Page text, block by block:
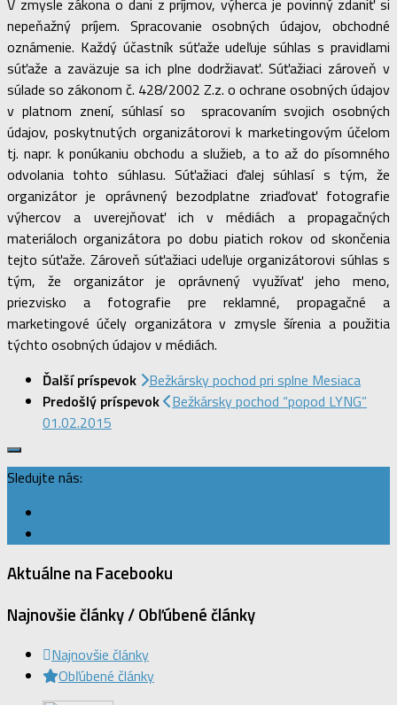
nepeňažný príjem. Spracovanie osobných údajov, obchodné
oznámenie. Každý účastník súťaže udeľuje súhlas s pravidlami
súťaže a zaväzuje sa ich plne dodržiavať. Súťažiaci zároveň v
súlade so zákonom č. 428/2002 Z.z. o ochrane osobných údajov
v platnom znení, súhlasí so spracovaním svojich osobných
údajov, poskytnutých organizátorovi k marketingovým účelom
tj. napr. k ponúkaniu obchodu a služieb, a to až do písomného
odvolania tohto súhlasu. Súťažiaci ďalej súhlasí s tým, že
organizátor je oprávnený bezodplatne zriaďovať fotografie
výhercov a uverejňovať ich v médiách a propagačných
materiáloch organizátora po dobu piatich rokov od skončenia
tejto súťaže. Zároveň súťažiaci udeľuje organizátorovi súhlas s
tým, že organizátor je oprávnený využívať jeho meno,
priezvisko a fotografie pre reklamné, propagačné a
marketingové účely organizátora v zmysle šírenia a použitia
týchto osobných údajov v médiách.
Ďalší príspevok
Bežkársky pochod pri splne Mesiaca
Predošlý príspevok
Bežkársky pochod “popod LYNG”
01.02.2015
Sledujte nás:
Aktuálne na Facebooku
Najnovšie články / Obľúbené články
Najnovšie články
Obľúbené články